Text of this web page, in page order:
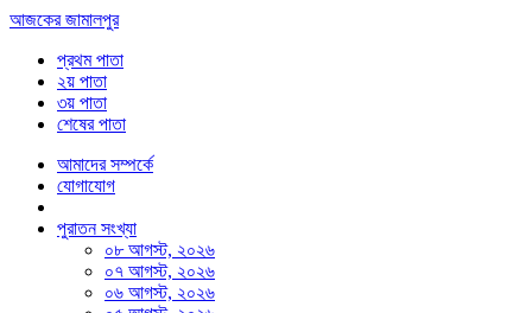
আজকের জামালপুর
প্রথম পাতা
২য় পাতা
৩য় পাতা
শেষের পাতা
আমাদের সম্পর্কে
যোগাযোগ
পুরাতন সংখ্যা
০৮ আগস্ট, ২০২৬
০৭ আগস্ট, ২০২৬
০৬ আগস্ট, ২০২৬